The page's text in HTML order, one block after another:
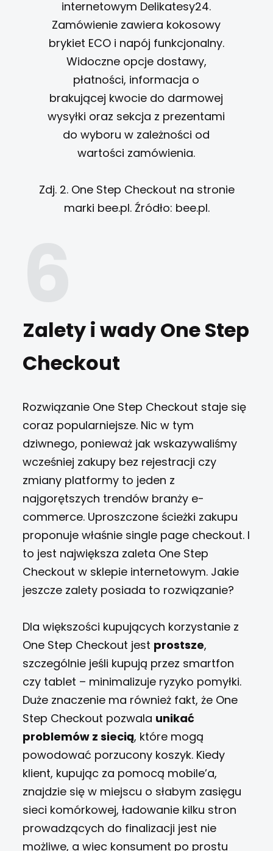
Zdj. 2. One Step Checkout na stronie
marki bee.pl. Źródło: bee.pl.
Zalety i wady One Step
Checkout
Rozwiązanie One Step Checkout staje się
coraz popularniejsze. Nic w tym
dziwnego, ponieważ jak wskazywaliśmy
wcześniej zakupy bez rejestracji czy
zmiany platformy to jeden z
najgorętszych trendów branży e-
commerce. Uproszczone ścieżki zakupu
proponuje właśnie single page checkout. I
to jest największa zaleta One Step
Checkout w sklepie internetowym. Jakie
jeszcze zalety posiada to rozwiązanie?
Dla większości kupujących korzystanie z
One Step Checkout jest prostsze,
szczególnie jeśli kupują przez smartfon
czy tablet – minimalizuje ryzyko pomyłki.
Duże znaczenie ma również fakt, że One
Step Checkout pozwala unikać
problemów z siecią, które mogą
powodować porzucony koszyk. Kiedy
klient, kupując za pomocą mobile’a,
znajdzie się w miejscu o słabym zasięgu
sieci komórkowej, ładowanie kilku stron
prowadzących do finalizacji jest nie
możliwe, a więc konsument po prostu